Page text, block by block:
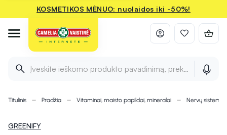
KOSMETIKOS MĖNUO: nuolaidos iki -50%!
Įveskite ieškomo produkto pavadinimą, prekės ženklą ir
Titulinis Pradžia Vitaminai, maisto papildai, mineralai Nervų sistemai
GREENIFY